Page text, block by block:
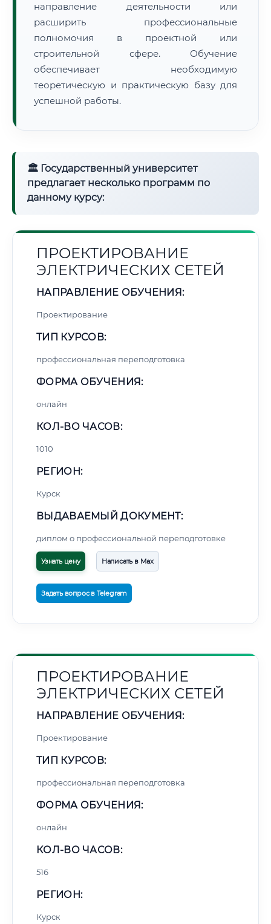
Нажмите на документ для увеличения и просмотра
направление деятельности или
расширить профессиональные
полномочия в проектной или
строительной сфере. Обучение
обеспечивает необходимую
теоретическую и практическую базу для
успешной работы.
🏛 Государственный университет
предлагает несколько программ по
данному курсу:
ПРОЕКТИРОВАНИЕ
ЭЛЕКТРИЧЕСКИХ СЕТЕЙ
НАПРАВЛЕНИЕ ОБУЧЕНИЯ:
Проектирование
ТИП КУРСОВ:
профессиональная переподготовка
ФОРМА ОБУЧЕНИЯ:
онлайн
КОЛ-ВО ЧАСОВ:
1010
РЕГИОН:
Курск
ВЫДАВАЕМЫЙ ДОКУМЕНТ:
диплом о профессиональной переподготовке
Узнать цену Написать в Max
Задать вопрос в Telegram
ПРОЕКТИРОВАНИЕ
ЭЛЕКТРИЧЕСКИХ СЕТЕЙ
НАПРАВЛЕНИЕ ОБУЧЕНИЯ:
Проектирование
ТИП КУРСОВ:
профессиональная переподготовка
ФОРМА ОБУЧЕНИЯ:
онлайн
КОЛ-ВО ЧАСОВ:
516
РЕГИОН:
Курск